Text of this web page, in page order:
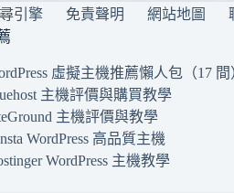
引擎 免責聲明 網站地圖
虛擬主機推薦懶人包（17 間
主機評價與購買教學
主機評價與教學
WordPress 高品質主機
WordPress 主機教學